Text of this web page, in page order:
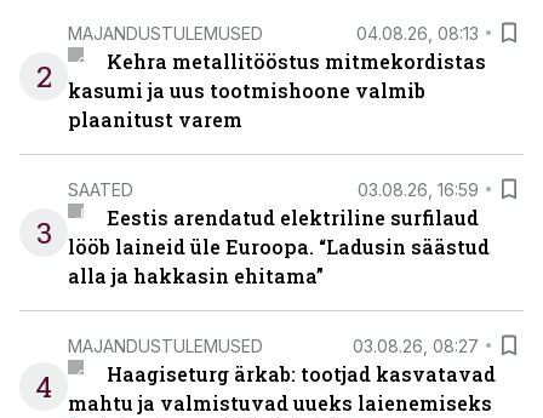
2
MAJANDUSTULEMUSED 04.08.26, 08:13
Kehra metallitööstus mitmekordistas
kasumi ja uus tootmishoone valmib
plaanitust varem
3
SAATED 03.08.26, 16:59
Eestis arendatud elektriline surfilaud
lööb laineid üle Euroopa. “Ladusin säästud
alla ja hakkasin ehitama”
4
MAJANDUSTULEMUSED 03.08.26, 08:27
Haagiseturg ärkab: tootjad kasvatavad
mahtu ja valmistuvad uueks laienemiseks